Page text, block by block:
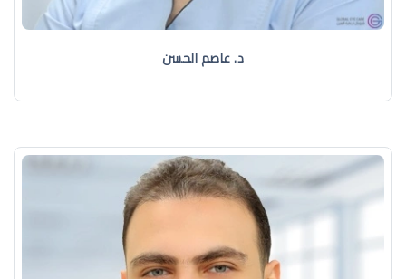
د. عاصم الحسن